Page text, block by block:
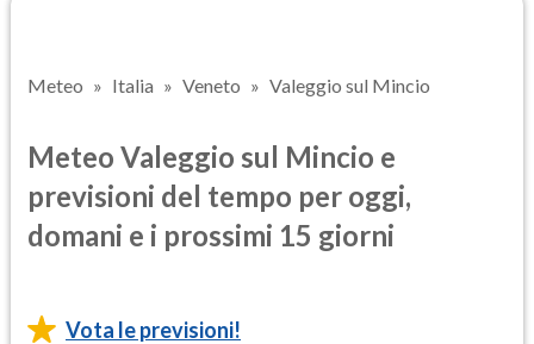
Meteo Italia Veneto Valeggio sul Mincio
Meteo Valeggio sul Mincio e
previsioni del tempo per oggi,
domani e i prossimi 15 giorni
Vota le previsioni!